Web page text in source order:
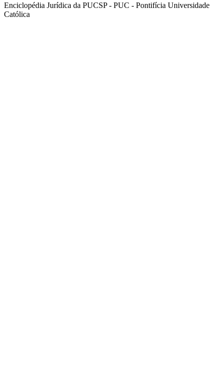
Enciclopédia Jurídica da PUCSP - PUC - Pontifícia Universidade
Católica